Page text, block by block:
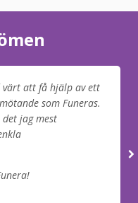
värt att få hjälp av ett
som Funeras.
jag mest